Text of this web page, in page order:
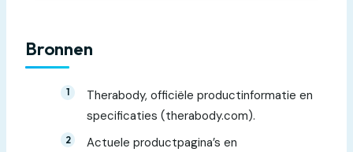
Bronnen
Therabody, officiële productinformatie en
specificaties (therabody.com).
Actuele productpagina’s en